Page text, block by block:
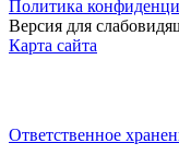
Политика
Версия для
Карта сайта
Ответственное